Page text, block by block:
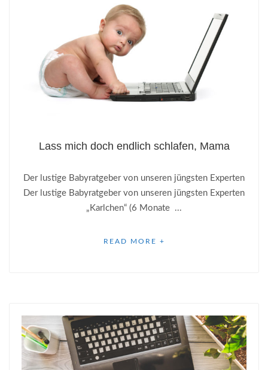
Lass mich doch endlich schlafen, Mama
Der lustige Babyratgeber von unseren jüngsten Experten
Der lustige Babyratgeber von unseren jüngsten Experten
„Karlchen“ (6 Monate ...
READ MORE +